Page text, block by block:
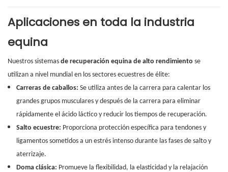
Aplicaciones en toda la industria
equina
Nuestros sistemas de recuperación equina de alto rendimiento se
utilizan a nivel mundial en los sectores ecuestres de élite:
Carreras de caballos: Se utiliza antes de la carrera para calentar los
grandes grupos musculares y después de la carrera para eliminar
rápidamente el ácido láctico y reducir los tiempos de recuperación.
Salto ecuestre: Proporciona protección específica para tendones y
ligamentos sometidos a un estrés intenso durante las fases de salto y
aterrizaje.
Doma clásica: Promueve la flexibilidad, la elasticidad y la relajación